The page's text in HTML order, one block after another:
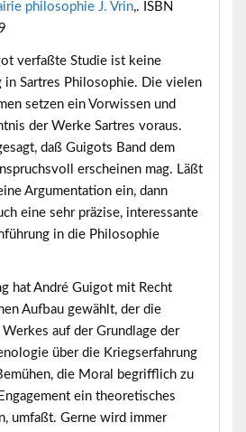
philosophie J. Vrin,. ISBN
verfaßte Studie ist keine
in Sartres Philosophie. Die vielen
setzen ein Vorwissen und
der Werke Sartres voraus.
daß Guigots Band dem
erscheinen mag. Läßt
Argumentation ein, dann
eine sehr präzise, interessante
in die Philosophie
hat André Guigot mit Recht
Aufbau gewählt, der die
auf der Grundlage der
über die Kriegserfahrung
die Moral begrifflich zu
ein theoretisches
umfaßt. Gerne wird immer